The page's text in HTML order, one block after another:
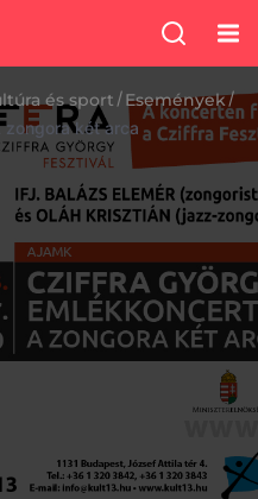
és sport /Események/
zongora két arca